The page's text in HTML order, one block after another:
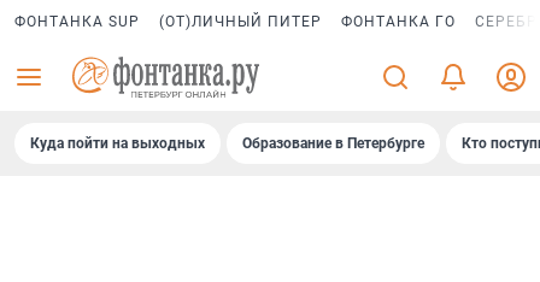
ФОНТАНКА SUP (ОТ)ЛИЧНЫЙ ПИТЕР ФОНТАНКА ГО
Куда пойти на выходных Образование в Петербурге Кто